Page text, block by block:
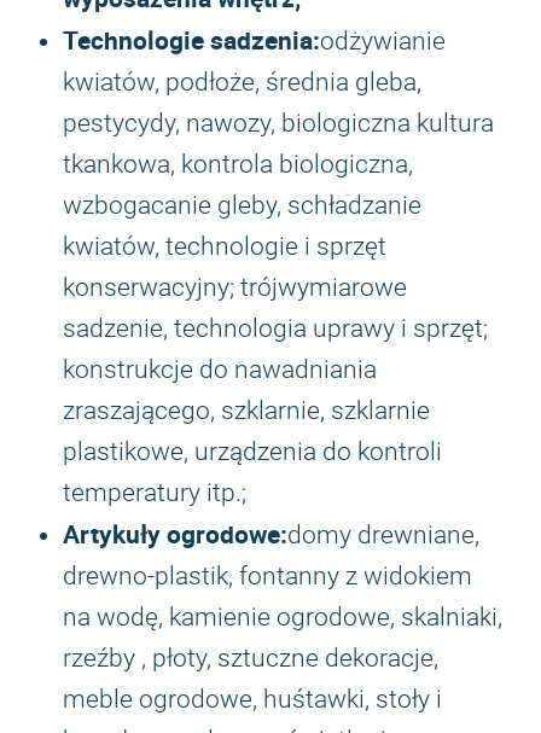
Technologie sadzenia:odżywianie
kwiatów, podłoże, średnia gleba,
pestycydy, nawozy, biologiczna kultura
tkankowa, kontrola biologiczna,
wzbogacanie gleby, schładzanie
kwiatów, technologie i sprzęt
konserwacyjny; trójwymiarowe
sadzenie, technologia uprawy i sprzęt;
konstrukcje do nawadniania
zraszającego, szklarnie, szklarnie
plastikowe, urządzenia do kontroli
temperatury itp.;
Artykuły ogrodowe:domy drewniane,
drewno-plastik, fontanny z widokiem
na wodę, kamienie ogrodowe, skalniaki,
rzeźby , płoty, sztuczne dekoracje,
meble ogrodowe, huśtawki, stoły i